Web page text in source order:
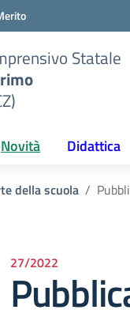
Statale
Novità Didattica
della scuola
27/2022